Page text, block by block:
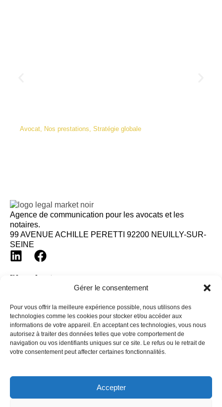
Gérer le consentement
Pour vous offrir la meilleure expérience possible, nous utilisons des
technologies comme les cookies pour stocker et/ou accéder aux
informations de votre appareil. En acceptant ces technologies, vous nous
autorisez à traiter des données telles que votre comportement de
navigation ou vos identifiants uniques sur ce site. Le refus ou le retrait de
votre consentement peut affecter certaines fonctionnalités.
Accepter
Avocat Nos prestations Stratégie globale
Agence de communication pour les avocats et les
notaires.
99 AVENUE ACHILLE PERETTI 92200 NEUILLY-SUR-
SEINE
Nos réalisations
Nos prestations
Avocat
Notaire
Fiches pratiques
Blog